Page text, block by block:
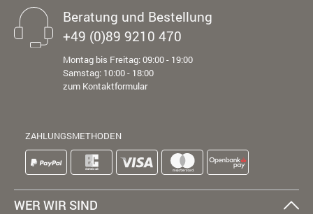
Beratung und Bestellung
+49 (0)89 9210 470
Montag bis Freitag: 09:00 - 19:00
Samstag: 10:00 - 18:00
zum Kontaktformular
ZAHLUNGSMETHODEN
WER WIR SIND